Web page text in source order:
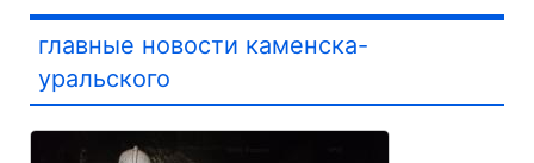
главные новости каменска-
уральского